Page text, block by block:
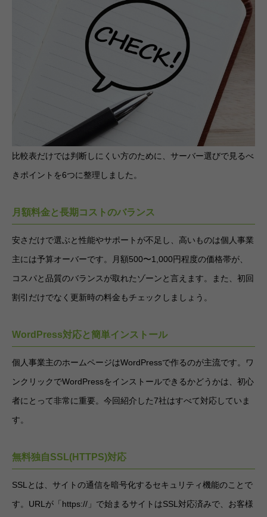
比較表だけでは判断しにくい方のために、サーバー選びで見るべ
きポイントを6つに整理しました。
月額料金と長期コストのバランス
安さだけで選ぶと性能やサポートが不足し、高いものは個人事業
主には予算オーバーです。月額500〜1,000円程度の価格帯が、
コスパと品質のバランスが取れたゾーンと言えます。また、初回
割引だけでなく更新時の料金もチェックしましょう。
WordPress対応と簡単インストール
個人事業主のホームページはWordPressで作るのが主流です。ワ
ンクリックでWordPressをインストールできるかどうかは、初心
者にとって非常に重要。今回紹介した7社はすべて対応していま
す。
無料独自SSL(HTTPS)対応
SSLとは、サイトの通信を暗号化するセキュリティ機能のことで
す。URLが「https://」で始まるサイトはSSL対応済みで、お客様